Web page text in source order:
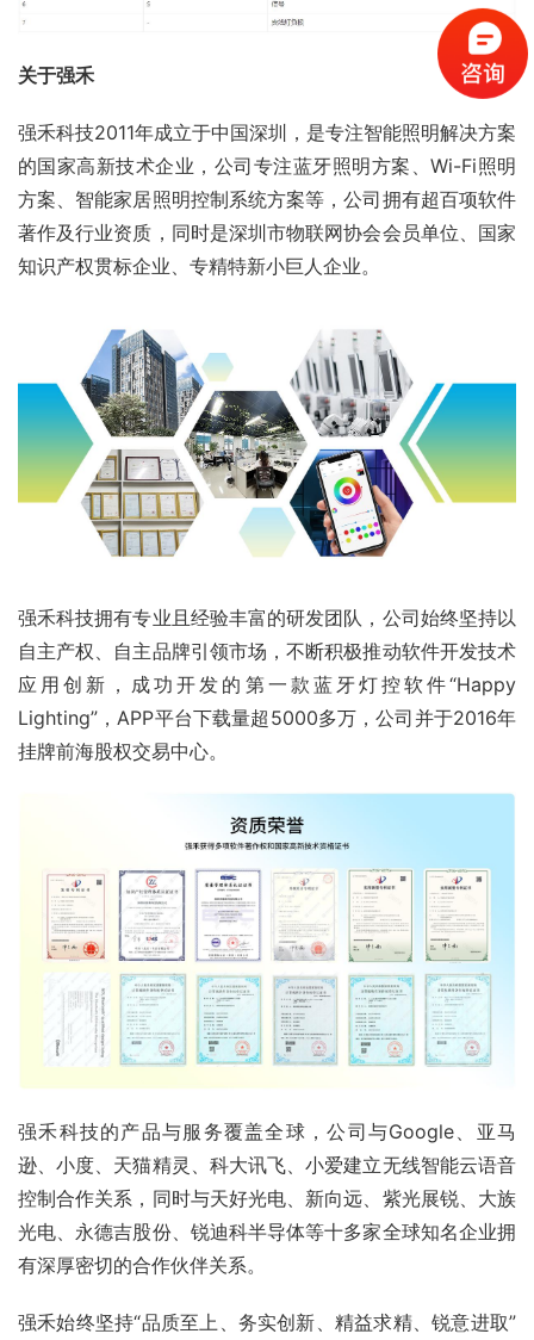
关于强禾
强禾科技2011年成立于中国深圳，是专注智能照明解决方案
的国家高新技术企业，公司专注蓝牙照明方案、Wi-Fi照明
方案、智能家居照明控制系统方案等，公司拥有超百项软件
著作及行业资质，同时是深圳市物联网协会会员单位、国家
知识产权贯标企业、专精特新小巨人企业。
强禾科技拥有专业且经验丰富的研发团队，公司始终坚持以
自主产权、自主品牌引领市场，不断积极推动软件开发技术
应用创新，成功开发的第一款蓝牙灯控软件“Happy
Lighting”，APP平台下载量超5000多万，公司并于2016年
挂牌前海股权交易中心。
强禾科技的产品与服务覆盖全球，公司与Google、亚马
逊、小度、天猫精灵、科大讯飞、小爱建立无线智能云语音
控制合作关系，同时与天好光电、新向远、紫光展锐、大族
光电、永德吉股份、锐迪科半导体等十多家全球知名企业拥
有深厚密切的合作伙伴关系。
强禾始终坚持“品质至上、务实创新、精益求精、锐意进取”